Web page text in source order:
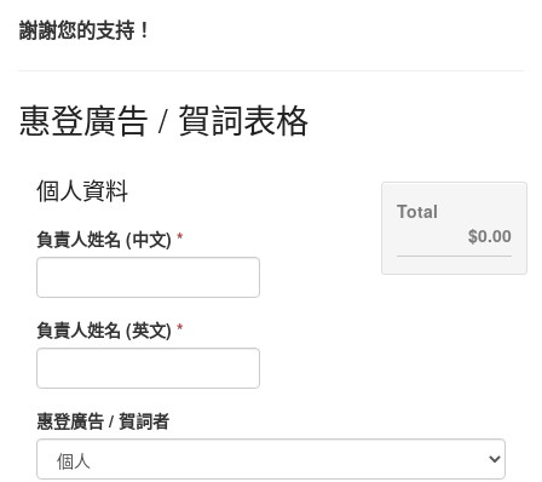
謝謝您的支持！
惠登廣告 / 賀詞表格
Total
$0.00
個人資料
負責人姓名 (中文) *
負責人姓名 (英文) *
惠登廣告 / 賀詞者